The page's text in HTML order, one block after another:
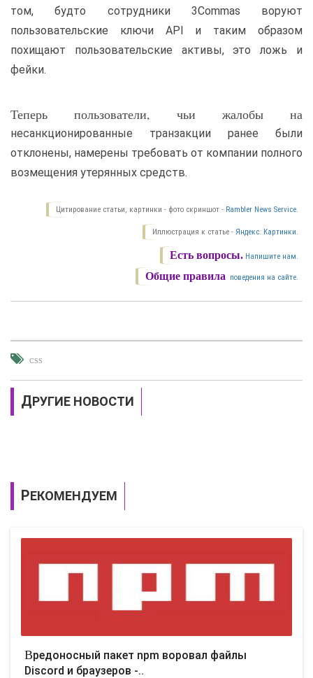
том, будто сотрудники 3Commas воруют
пользовательские ключи API и таким образом
похищают пользовательские активы, это ложь и
фейки.
Теперь пользователи, чьи жалобы на
несанкционированные транзакции ранее были
отклонены, намерены требовать от компании полного
возмещения утерянных средств.
Цитирование статьи, картинки - фото скриншот - Rambler News Service.
Иллюстрация к статье - Яндекс. Картинки.
Есть вопросы. Напишите нам.
Общие правила поведения на сайте.
CSS
ДРУГИЕ НОВОСТИ
РЕКОМЕНДУЕМ
Вредоносный пакет npm воровал файлы
Discord и браузеров -..